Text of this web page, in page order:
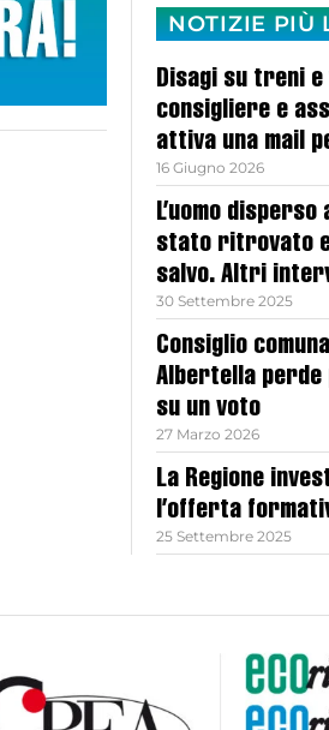
NOTIZIE PIÙ
Disagi su treni
consigliere e
attiva una mail
16 Giugno 2026
L’uomo
stato ritrovato
salvo. Altri
30 Settembre 2025
Consiglio
Albertella perde
su un voto
27 Marzo 2026
La Regione
l’offerta
25 Settembre 2025